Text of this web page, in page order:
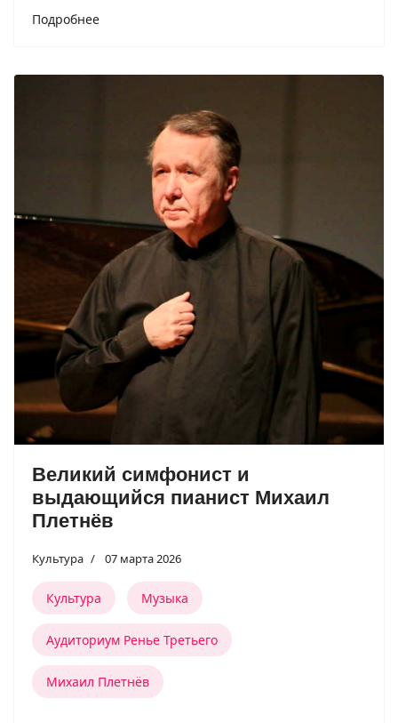
Подробнее
Великий симфонист и
выдающийся пианист Михаил
Плетнёв
Культура 07 марта 2026
Культура Музыка
Аудиториум Ренье Третьего
Михаил Плетнёв